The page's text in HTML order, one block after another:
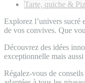
Tarte, quiche &
Explorez l’univers sucré
de vos convives. Que
Découvrez des idées
exceptionnelle mais
Régalez-vous de